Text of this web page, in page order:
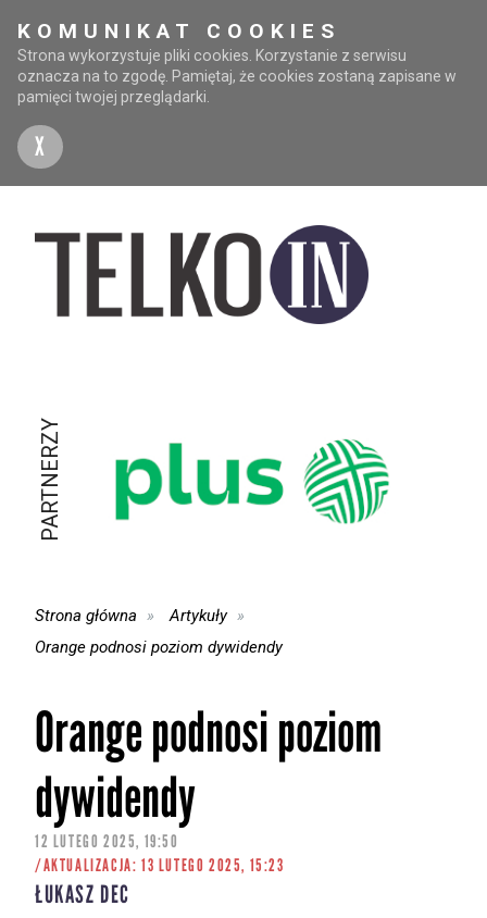
KOMUNIKAT COOKIES
Strona wykorzystuje pliki cookies. Korzystanie z serwisu
oznacza na to zgodę. Pamiętaj, że cookies zostaną zapisane w
pamięci twojej przeglądarki.
X
PARTNERZY
Strona główna
Artykuły
Orange podnosi poziom dywidendy
Orange podnosi poziom
dywidendy
12 LUTEGO 2025, 19:50
/AKTUALIZACJA: 13 LUTEGO 2025, 15:23
ŁUKASZ DEC